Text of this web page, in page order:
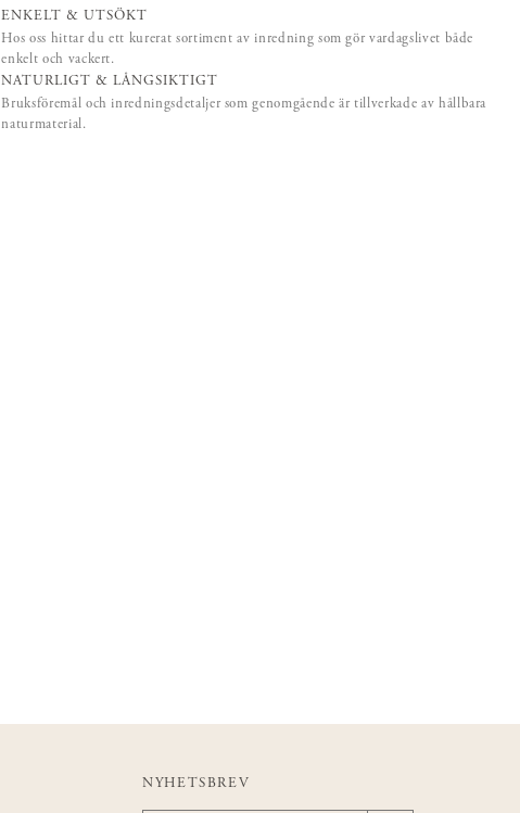
ENKELT & UTSÖKT
Hos oss hittar du ett kurerat sortiment av inredning som gör vardagslivet både
enkelt och vackert.
NATURLIGT & LÅNGSIKTIGT
Bruksföremål och inredningsdetaljer som genomgående är tillverkade av hållbara
naturmaterial.
NYHETSBREV